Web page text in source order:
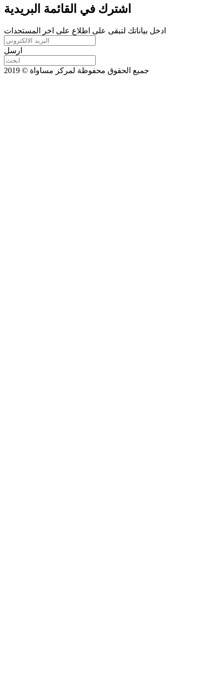
اشترك في القائمة البريدية
ادخل بياناتك لتبقى على اطلاع على اخر المستجدات
ارسل
جميع الحقوق محفوظة لمركز مساواة © 2019